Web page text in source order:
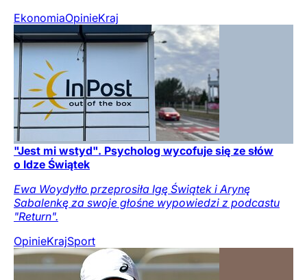
EkonomiaOpinieKraj
"Jest mi wstyd". Psycholog wycofuje się ze słów
o Idze Świątek
Ewa Woydyłło przeprosiła Igę Świątek i Arynę
Sabalenkę za swoje głośne wypowiedzi z podcastu
"Return".
OpinieKrajSport